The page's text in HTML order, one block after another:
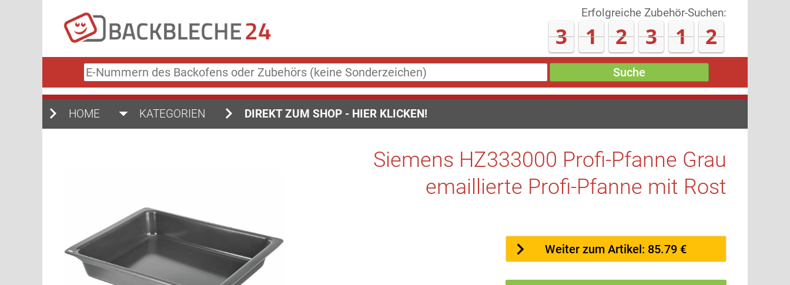
Erfolgreiche Zubehör-Suchen:
3 1 2 3 2 1
E-
Nummern
des
oder
Suche
HOME KATEGORIEN DIREKT ZUM SHOP - HIER KLICKEN!
Siemens HZ333000 Profi-Pfanne Grau
emaillierte Profi-Pfanne mit Rost
Weiter zum Artikel: 85.79 €